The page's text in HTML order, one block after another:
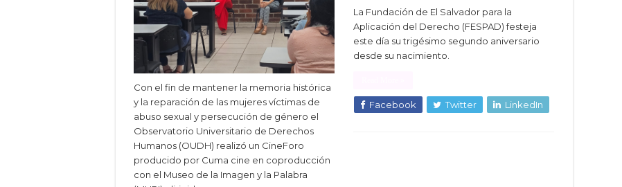
Con el fin de mantener la memoria histórica
y la reparación de las mujeres víctimas de
abuso sexual y persecución de género el
Observatorio Universitario de Derechos
Humanos (OUDH) realizó un CineForo
producido por Cuma cine en coproducción
con el Museo de la Imagen y la Palabra
La Fundación de El Salvador para la
Aplicación del Derecho (FESPAD) festeja
este día su trigésimo segundo aniversario
desde su nacimiento.
Facebook Twitter LinkedIn